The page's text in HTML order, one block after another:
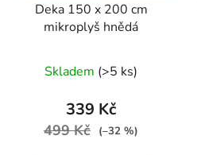
Deka 150 x 200 cm
mikroplyš hnědá
Skladem (>5 ks)
339 Kč
499 Kč (–32 %)